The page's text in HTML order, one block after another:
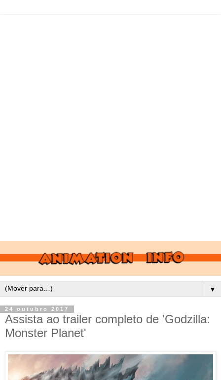
▼
24 outubro 2017
Assista ao trailer completo de 'Godzilla:
Monster Planet'